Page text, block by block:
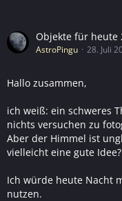
Objekte für heute
AstroPingu 28. Juli
Hallo zusammen,
ich weiß: ein schweres
nichts versuchen zu
Aber der Himmel ist
vielleicht eine gute Idee?
Ich würde heute Nacht
nutzen.